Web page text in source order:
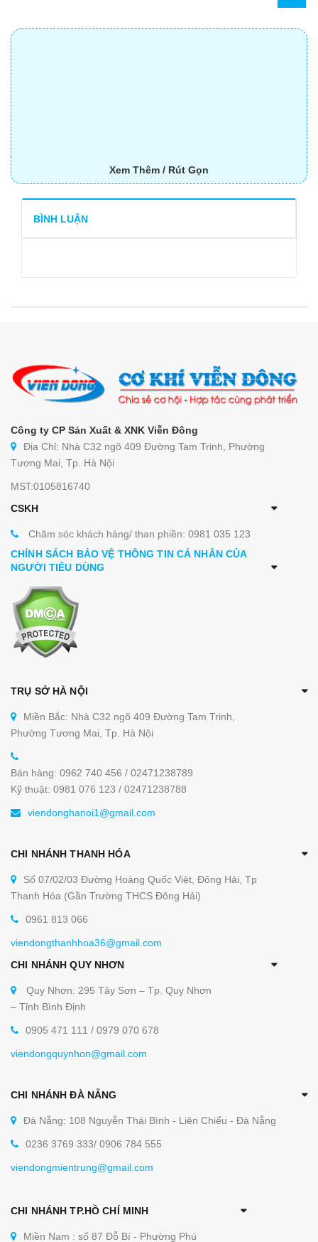
Xem Thêm / Rút Gọn
BÌNH LUẬN
Công ty CP Sản Xuất & XNK Viễn Đông
Địa Chỉ: Nhà C32 ngõ 409 Đường Tam Trinh, Phường
Tương Mai, Tp. Hà Nội
MST:0105816740
CSKH
Chăm sóc khách hàng/ than phiền: 0981 035 123
CHÍNH SÁCH BẢO VỆ THÔNG TIN CÁ NHÂN CỦA
NGƯỜI TIÊU DÙNG
TRỤ SỞ HÀ NỘI
Miền Bắc: Nhà C32 ngõ 409 Đường Tam Trinh,
Phường Tương Mai, Tp. Hà Nội
Bán hàng: 0962 740 456 / 02471238789
Kỹ thuật: 0981 076 123 / 02471238788
viendonghanoi1@gmail.com
CHI NHÁNH THANH HÓA
Số 07/02/03 Đường Hoàng Quốc Việt, Đông Hải, Tp
Thanh Hóa (Gần Trường THCS Đông Hải)
0961 813 066
viendongthanhhoa36@gmail.com
CHI NHÁNH QUY NHƠN
Quy Nhơn: 295 Tây Sơn – Tp. Quy Nhơn
– Tỉnh Bình Định
0905 471 111 / 0979 070 678
viendongquynhon@gmail.com
CHI NHÁNH ĐÀ NẴNG
Đà Nẵng: 108 Nguyễn Thái Bình - Liên Chiểu - Đà Nẵng
0236 3769 333/ 0906 784 555
viendongmientrung@gmail.com
CHI NHÁNH TP.HỒ CHÍ MINH
Miền Nam : số 87 Đỗ Bí - Phường Phú